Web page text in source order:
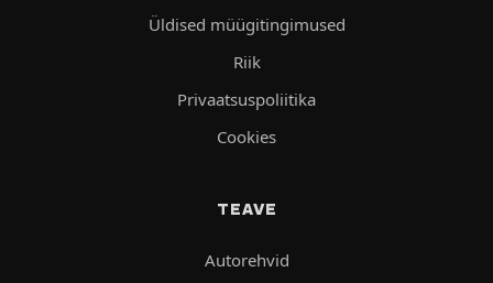
Üldised müügitingimused
Riik
Privaatsuspoliitika
Cookies
TEAVE
Autorehvid